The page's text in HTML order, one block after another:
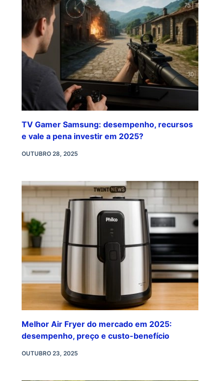
TV Gamer Samsung: desempenho, recursos
e vale a pena investir em 2025?
OUTUBRO 28, 2025
Melhor Air Fryer do mercado em 2025:
desempenho, preço e custo-benefício
OUTUBRO 23, 2025